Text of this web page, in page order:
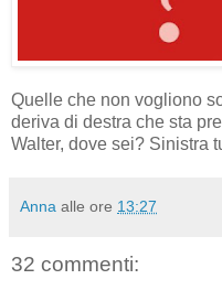
Quelle che non vogliono
deriva di destra che sta
Walter, dove sei? Sinistra
Anna alle ore 13:27
32 commenti: